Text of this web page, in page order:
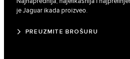
je Jaguar ikada proizveo.
PREUZMITE BROŠURU